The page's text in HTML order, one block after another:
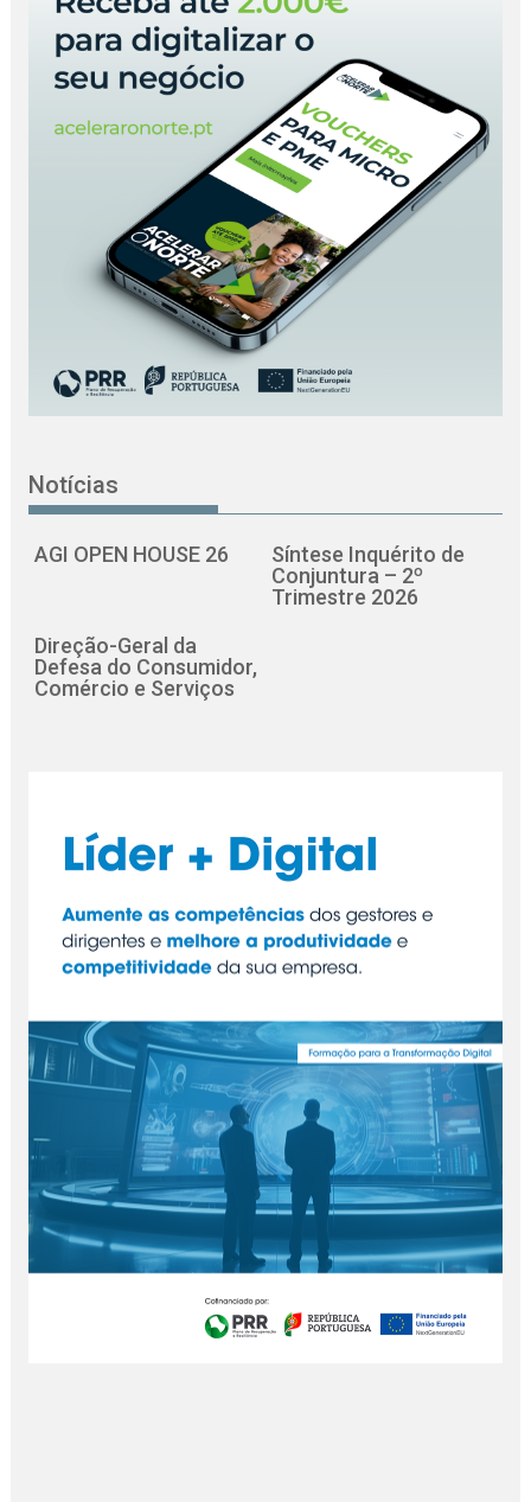
Notícias
AGI OPEN HOUSE 26
Síntese Inquérito de
Conjuntura – 2º
Trimestre 2026
Direção-Geral da
Defesa do Consumidor,
Comércio e Serviços